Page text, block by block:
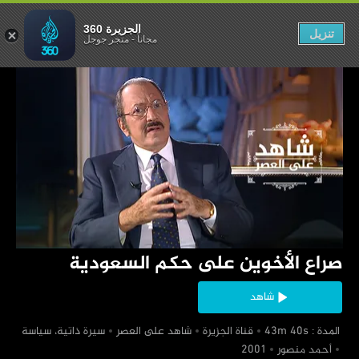
‏صراع الأخوين على حكم السعودية
شاهد
‏ المدة : 43m 40s
‏قناة الجزيرة ‏شاهد على العصر
‏سيرة ذاتية، سياسة
‏أحمد منصور
حكم السعودية
الجزيرة 360
مجاناً-متجر جوجل تنزيل